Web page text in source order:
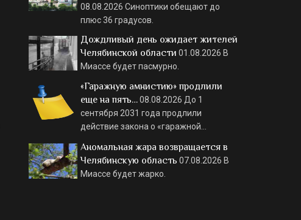
08.08.2026 Синоптики обещают до
плюс 36 градусов.
Дождливый день ожидает жителей
Челябинской области 01.08.2026 В
Миассе будет пасмурно.
«Гаражную амнистию» продлили
еще на пять…08.08.2026 До 1
сентября 2031 года продлили
действие закона о «гаражной…
Аномальная жара возвращается в
Челябинскую область 07.08.2026 В
Миассе будет жарко.